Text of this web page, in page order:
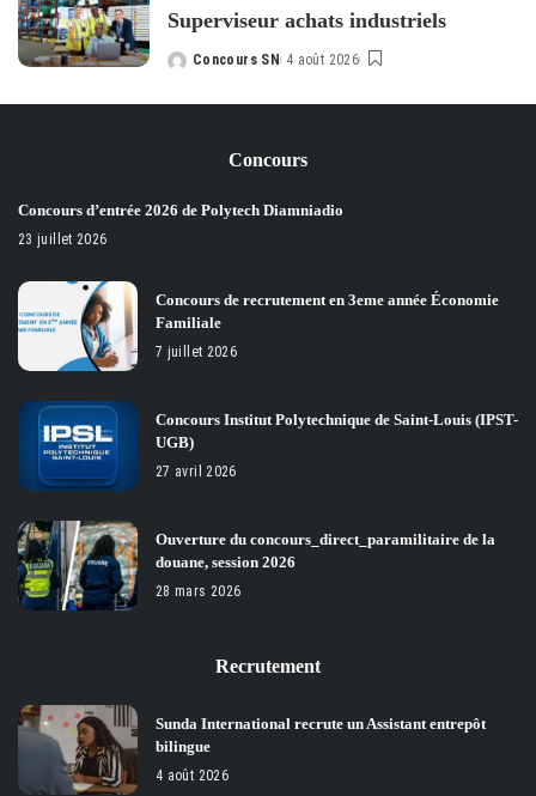
Superviseur achats industriels
Posted
Concours SN 4 août 2026
Concours
Concours d’entrée 2026 de Polytech Diamniadio
23 juillet 2026
Concours de recrutement en 3eme année Économie
Familiale
7 juillet 2026
Concours Institut Polytechnique de Saint-Louis (IPST-
UGB)
27 avril 2026
Ouverture du concours_direct_paramilitaire de la
douane, session 2026
28 mars 2026
Recrutement
Sunda International recrute un Assistant entrepôt
bilingue
4 août 2026